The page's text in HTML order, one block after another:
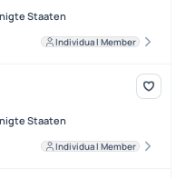
Staaten
Individual Member
Staaten
Individual Member